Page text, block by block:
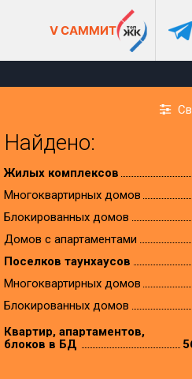
V САММИТ
Найдено:
Жилых комплексов
Многоквартирных домов
Блокированных домов
Домов с апартаментами
Поселков таунхаусов
Многоквартирных домов
Блокированных домов
Квартир, апартаментов,
блоков в БД